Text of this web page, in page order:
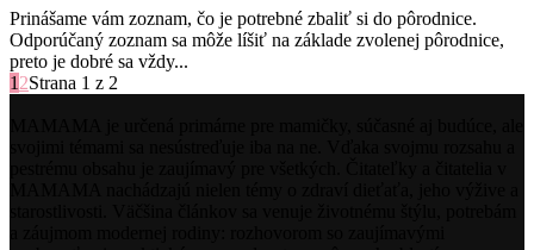
Prinášame vám zoznam, čo je potrebné zbaliť si do pôrodnice.
Odporúčaný zoznam sa môže líšiť na základe zvolenej pôrodnice,
preto je dobré sa vždy...
1 2Strana 1 z 2